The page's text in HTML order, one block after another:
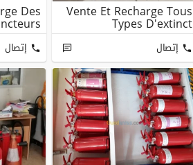
Vente Et Recharge Tous
Types D'extinct
إتصال
Des
إتصال